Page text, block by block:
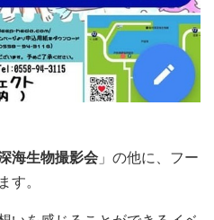
海生物撮影会 」の他に、フー
す。